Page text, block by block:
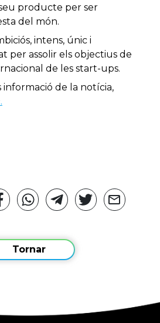
producte per ser
del món.
intens, únic i
per assolir els objectius de
de les start-ups.
de la notícia,
Tornar